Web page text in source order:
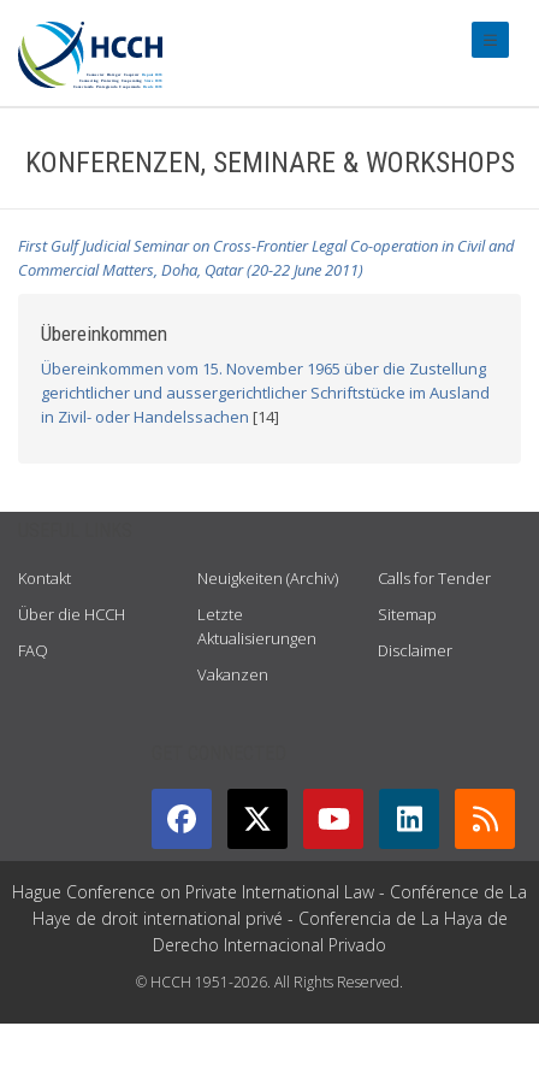
KONFERENZEN, SEMINARE & WORKSHOPS
First Gulf Judicial Seminar on Cross-Frontier Legal Co-operation in Civil and
Commercial Matters, Doha, Qatar (20-22 June 2011)
Übereinkommen
Übereinkommen vom 15. November 1965 über die Zustellung
gerichtlicher und aussergerichtlicher Schriftstücke im Ausland
in Zivil- oder Handelssachen [14]
Kontakt
Über die HCCH
FAQ
Neuigkeiten (Archiv)
Letzte
Aktualisierungen
Vakanzen
Calls for Tender
Sitemap
Disclaimer
Hague Conference on Private International Law - Conférence de La
Haye de droit international privé - Conferencia de La Haya de
Derecho Internacional Privado
© HCCH 1951-2026. All Rights Reserved.